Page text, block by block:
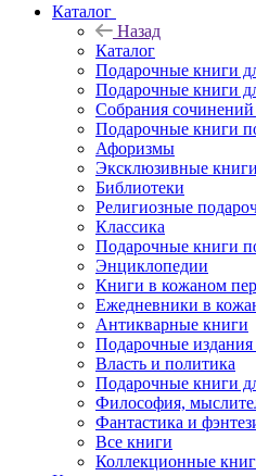
Каталог
Назад
Каталог
Подарочные книги
Подарочные книги
Собрания
Подарочные книги
Афоризмы
Эксклюзивные книги
Библиотеки
Религиозные
Классика
Подарочные книги
Энциклопедии
Книги в кожаном
Ежедневники в
Антикварные книги
Подарочные
Власть и политика
Подарочные книги
Философия,
Фантастика и
Все книги
Коллекционные